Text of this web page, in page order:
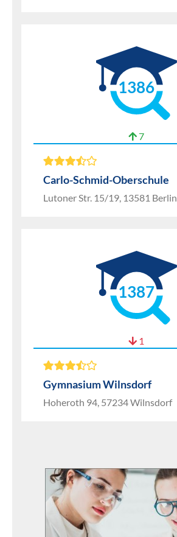
1386
7
Carlo-Schmid-Oberschule
Lutoner Str. 15/19, 13581 Berlin
1387
1
Gymnasium Wilnsdorf
Hoheroth 94, 57234 Wilnsdorf